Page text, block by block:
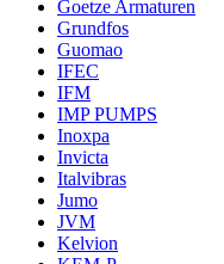
Goetze Armaturen
Grundfos
Guomao
IFEC
IFM
IMP PUMPS
Inoxpa
Invicta
Italvibras
Jumo
JVM
Kelvion